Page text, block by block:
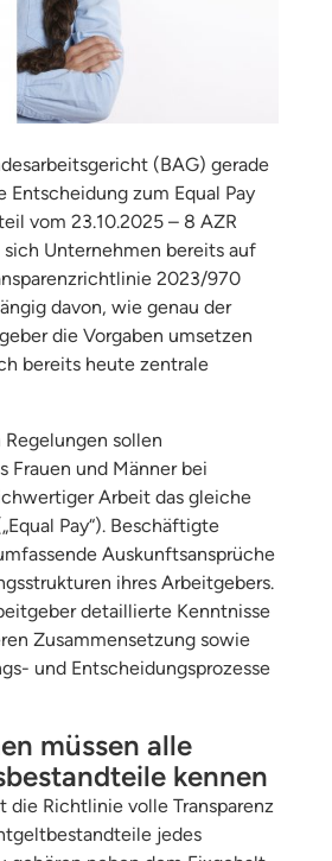
(BAG) gerade
zum Equal Pay
vom 23.10.2025 – 8 AZR
Unternehmen bereits auf
2023/970
davon, wie genau der
die Vorgaben umsetzen
bereits heute zentrale
sollen
Frauen und Männer bei
Arbeit das gleiche
Pay“). Beschäftigte
Auskunftsansprüche
ihres Arbeitgebers.
detaillierte Kenntnisse
Zusammensetzung sowie
und Entscheidungsprozesse
müssen alle
kennen
die Richtlinie volle Transparenz
jedes